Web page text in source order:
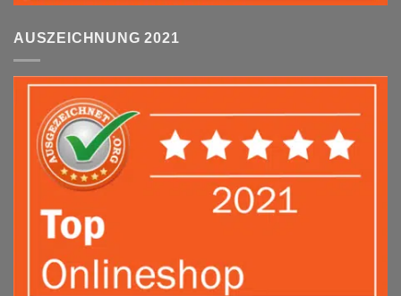
AUSZEICHNUNG 2021